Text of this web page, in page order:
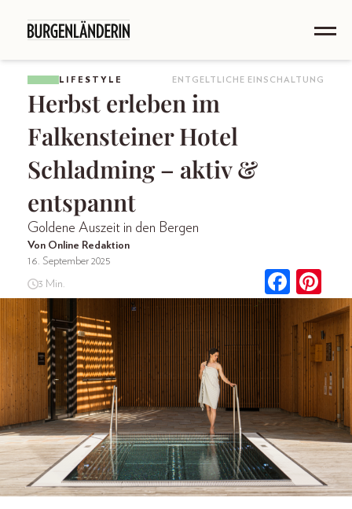
LIFESTYLE ENTGELTLICHE EINSCHALTUNG
Herbst erleben im
Falkensteiner Hotel
Schladming – aktiv &
entspannt
Goldene Auszeit in den Bergen
Von Online Redaktion
16. September 2025
3 Min.